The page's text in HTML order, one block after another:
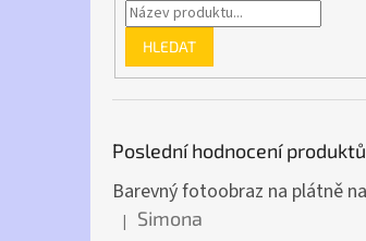
HLEDAT
Poslední hodnocení produktů
Hodnocení produktu je 5 z 5 hvězdiček.
| Simona